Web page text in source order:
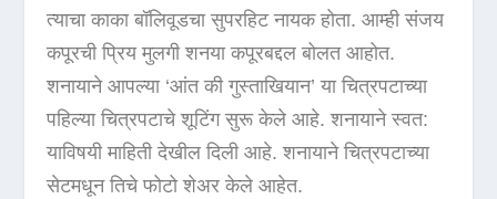
त्याचा काका बॉलिवूडचा सुपरहिट नायक होता. आम्ही संजय
कपूरची प्रिय मुलगी शनया कपूरबद्दल बोलत आहोत.
शनायाने आपल्या ‘आंत की गुस्ताखियान’ या चित्रपटाच्या
पहिल्या चित्रपटाचे शूटिंग सुरू केले आहे. शनायाने स्वत:
याविषयी माहिती देखील दिली आहे. शनायाने चित्रपटाच्या
सेटमधून तिचे फोटो शेअर केले आहेत.